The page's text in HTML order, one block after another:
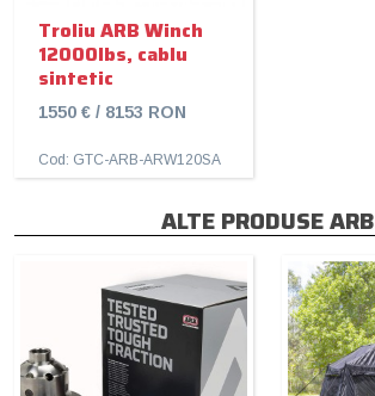
Troliu ARB Winch
12000lbs, cablu
sintetic
1550 € / 8153 RON
Cod: GTC-ARB-ARW120SA
ALTE PRODUSE ARB